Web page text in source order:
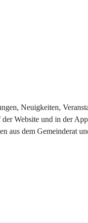
Neuigkeiten,
Website und in der
aus dem Gemeinderat